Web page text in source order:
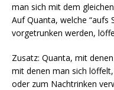
man sich mit dem
Auf Quanta, welche “aufs
vorgetrunken werden,
Zusatz: Quanta, mit
mit denen man sich
oder zum Nachtrinken